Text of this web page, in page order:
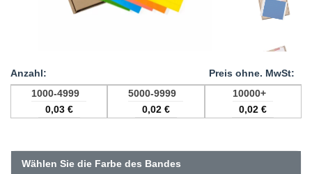
1000-4999
0,03 €
5000-9999
0,02 €
10000+
0,02€
Wählen Sie die Farbe des Bandes